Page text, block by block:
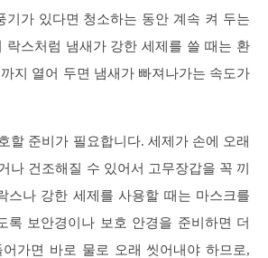
기가 있다면 청소하는 동안 계속 켜 두는
락스처럼 냄새가 강한 세제를 쓸 때는 환
지 열어 두면 냄새가 빠져나가는 속도가
할 준비가 필요합니다. 세제가 손에 오래
나 건조해질 수 있어서 고무장갑을 꼭 끼
스나 강한 세제를 사용할 때는 마스크를
록 보안경이나 보호 안경을 준비하면 더
가면 바로 물로 오래 씻어내야 하므로,